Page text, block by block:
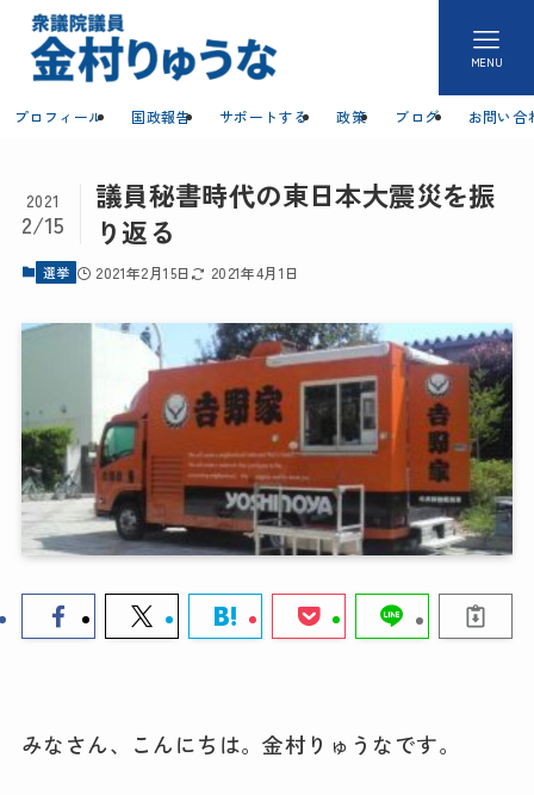
MENU
プロフィール 国政報告 サポートする 政策 ブログ お問い合
議員秘書時代の東日本大震災を振
り返る
2021
2/15
選挙 2021年2月15日 2021年4月1日
みなさん、こんにちは。金村りゅうなです。